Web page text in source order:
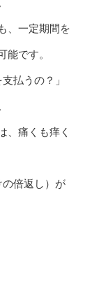
、一定期間を
能です。
払うの？」
、痛くも痒く
倍返し）が